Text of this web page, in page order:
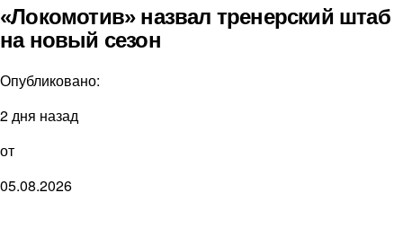
«Локомотив» назвал тренерский штаб
на новый сезон
Опубликовано:
2 дня назад
от
05.08.2026